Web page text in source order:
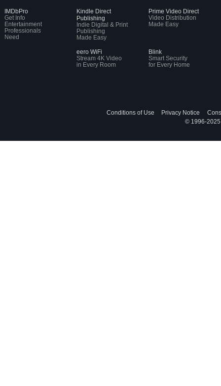
IMDbPro
Get Info
Entertainment
Professionals
Need
Kindle Direct
Publishing
Indie Digital & Print
Publishing
Made Easy
Prime Video Direct
Video Distribution
Made Easy
eero WiFi
Stream 4K Video
in Every Room
Blink
Smart Security
for Every Home
Conditions of Use Privacy Notice
© 1996-